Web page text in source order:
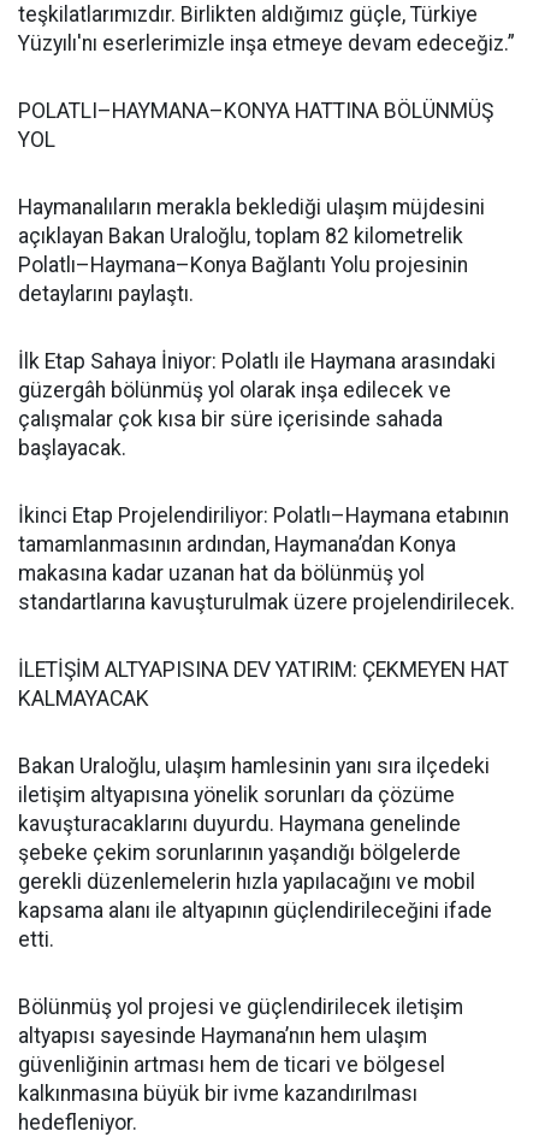
teşkilatlarımızdır. Birlikten aldığımız güçle, Türkiye
Yüzyılı'nı eserlerimizle inşa etmeye devam edeceğiz.”
POLATLI–HAYMANA–KONYA HATTINA BÖLÜNMÜŞ
YOL
Haymanalıların merakla beklediği ulaşım müjdesini
açıklayan Bakan Uraloğlu, toplam 82 kilometrelik
Polatlı–Haymana–Konya Bağlantı Yolu projesinin
detaylarını paylaştı.
İlk Etap Sahaya İniyor: Polatlı ile Haymana arasındaki
güzergâh bölünmüş yol olarak inşa edilecek ve
çalışmalar çok kısa bir süre içerisinde sahada
başlayacak.
İkinci Etap Projelendiriliyor: Polatlı–Haymana etabının
tamamlanmasının ardından, Haymana’dan Konya
makasına kadar uzanan hat da bölünmüş yol
standartlarına kavuşturulmak üzere projelendirilecek.
İLETİŞİM ALTYAPISINA DEV YATIRIM: ÇEKMEYEN HAT
KALMAYACAK
Bakan Uraloğlu, ulaşım hamlesinin yanı sıra ilçedeki
iletişim altyapısına yönelik sorunları da çözüme
kavuşturacaklarını duyurdu. Haymana genelinde
şebeke çekim sorunlarının yaşandığı bölgelerde
gerekli düzenlemelerin hızla yapılacağını ve mobil
kapsama alanı ile altyapının güçlendirileceğini ifade
etti.
Bölünmüş yol projesi ve güçlendirilecek iletişim
altyapısı sayesinde Haymana’nın hem ulaşım
güvenliğinin artması hem de ticari ve bölgesel
kalkınmasına büyük bir ivme kazandırılması
hedefleniyor.